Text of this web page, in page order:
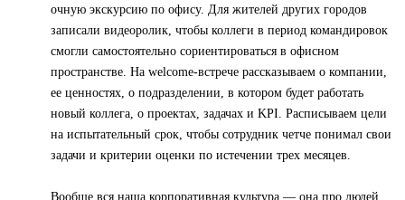
очную экскурсию по офису. Для жителей других городов
записали видеоролик, чтобы коллеги в период командировок
смогли самостоятельно сориентироваться в офисном
пространстве. На welcome-встрече рассказываем о компании,
ее ценностях, о подразделении, в котором будет работать
новый коллега, о проектах, задачах и KPI. Расписываем цели
на испытательный срок, чтобы сотрудник четче понимал свои
задачи и критерии оценки по истечении трех месяцев.
Вообще вся наша корпоративная культура — она про людей.